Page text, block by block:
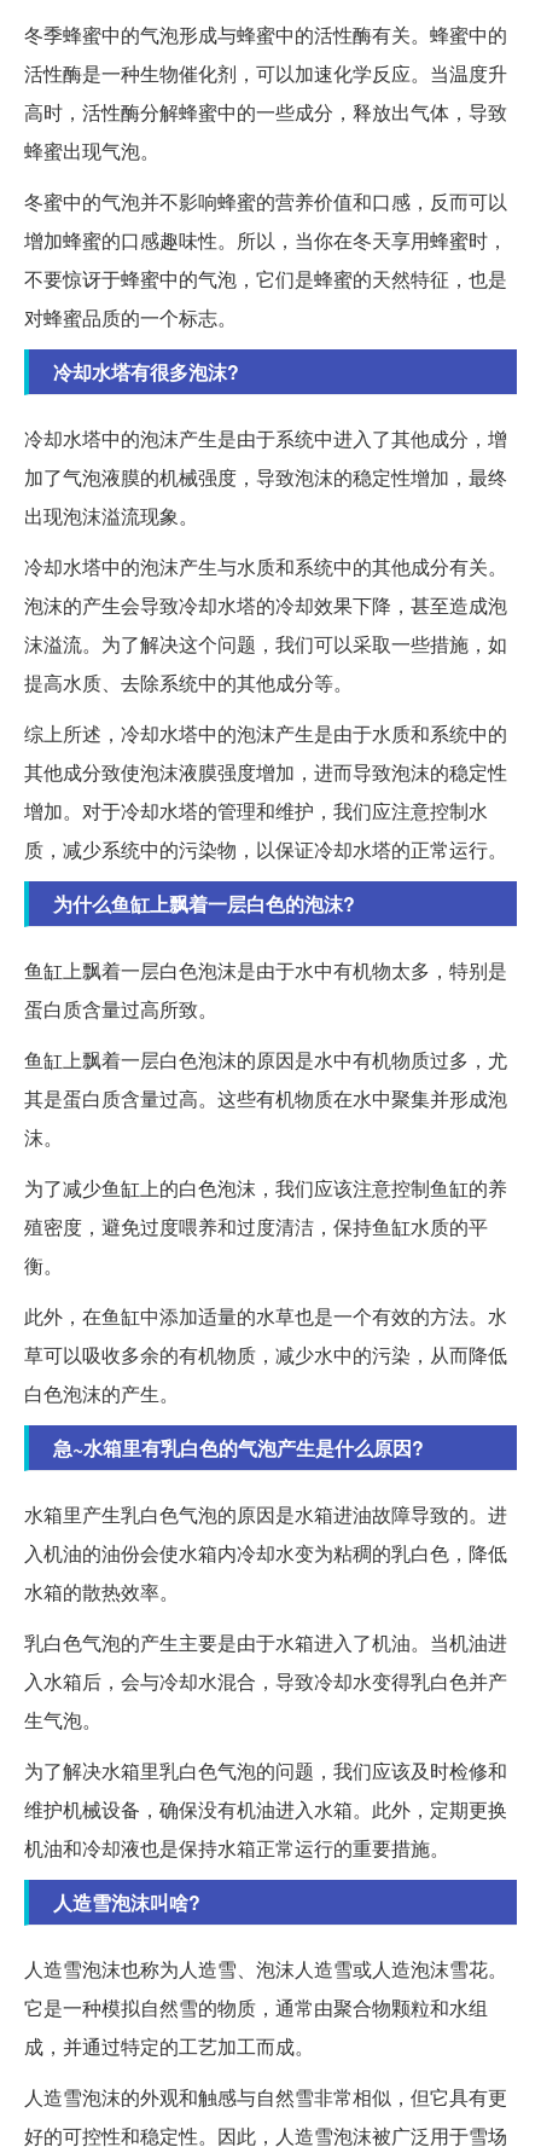
冬季蜂蜜中的气泡形成与蜂蜜中的活性酶有关。蜂蜜中的
活性酶是一种生物催化剂，可以加速化学反应。当温度升
高时，活性酶分解蜂蜜中的一些成分，释放出气体，导致
蜂蜜出现气泡。
冬蜜中的气泡并不影响蜂蜜的营养价值和口感，反而可以
增加蜂蜜的口感趣味性。所以，当你在冬天享用蜂蜜时，
不要惊讶于蜂蜜中的气泡，它们是蜂蜜的天然特征，也是
对蜂蜜品质的一个标志。
冷却水塔有很多泡沫?
冷却水塔中的泡沫产生是由于系统中进入了其他成分，增
加了气泡液膜的机械强度，导致泡沫的稳定性增加，最终
出现泡沫溢流现象。
冷却水塔中的泡沫产生与水质和系统中的其他成分有关。
泡沫的产生会导致冷却水塔的冷却效果下降，甚至造成泡
沫溢流。为了解决这个问题，我们可以采取一些措施，如
提高水质、去除系统中的其他成分等。
综上所述，冷却水塔中的泡沫产生是由于水质和系统中的
其他成分致使泡沫液膜强度增加，进而导致泡沫的稳定性
增加。对于冷却水塔的管理和维护，我们应注意控制水
质，减少系统中的污染物，以保证冷却水塔的正常运行。
为什么鱼缸上飘着一层白色的泡沫?
鱼缸上飘着一层白色泡沫是由于水中有机物太多，特别是
蛋白质含量过高所致。
鱼缸上飘着一层白色泡沫的原因是水中有机物质过多，尤
其是蛋白质含量过高。这些有机物质在水中聚集并形成泡
沫。
为了减少鱼缸上的白色泡沫，我们应该注意控制鱼缸的养
殖密度，避免过度喂养和过度清洁，保持鱼缸水质的平
衡。
此外，在鱼缸中添加适量的水草也是一个有效的方法。水
草可以吸收多余的有机物质，减少水中的污染，从而降低
白色泡沫的产生。
急~水箱里有乳白色的气泡产生是什么原因?
水箱里产生乳白色气泡的原因是水箱进油故障导致的。进
入机油的油份会使水箱内冷却水变为粘稠的乳白色，降低
水箱的散热效率。
乳白色气泡的产生主要是由于水箱进入了机油。当机油进
入水箱后，会与冷却水混合，导致冷却水变得乳白色并产
生气泡。
为了解决水箱里乳白色气泡的问题，我们应该及时检修和
维护机械设备，确保没有机油进入水箱。此外，定期更换
机油和冷却液也是保持水箱正常运行的重要措施。
人造雪泡沫叫啥?
人造雪泡沫也称为人造雪、泡沫人造雪或人造泡沫雪花。
它是一种模拟自然雪的物质，通常由聚合物颗粒和水组
成，并通过特定的工艺加工而成。
人造雪泡沫的外观和触感与自然雪非常相似，但它具有更
好的可控性和稳定性。因此，人造雪泡沫被广泛用于雪场